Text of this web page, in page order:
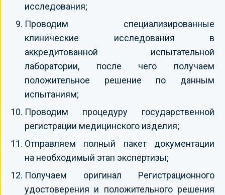
исследования;
Проводим специализированные
клинические исследования в
аккредитованной испытательной
лаборатории, после чего получаем
положительное решение по данным
испытаниям;
Проводим процедуру государственной
регистрации медицинского изделия;
Отправляем полный пакет документации
на необходимый этап экспертизы;
Получаем оригинал Регистрационного
удостоверения и положительного решения